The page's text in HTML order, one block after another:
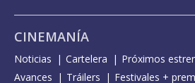
CINEMANÍA
Noticias Cartelera Próximos
Avances
Tráilers Festivales +